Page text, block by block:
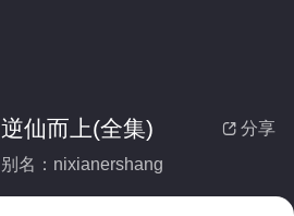
 分享
逆仙而上(全集)
别名：nixianershang